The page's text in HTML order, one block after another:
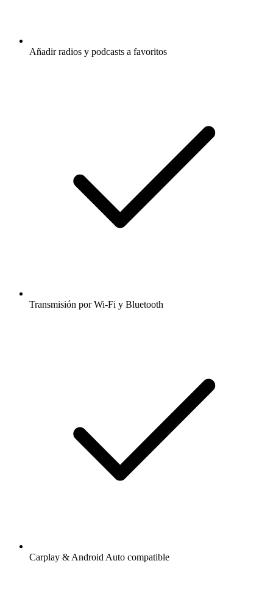
Añadir radios y podcasts a favoritos
Transmisión por Wi-Fi y Bluetooth
Carplay & Android Auto compatible